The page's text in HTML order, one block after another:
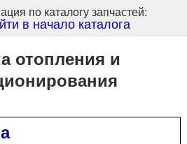
по каталогу запчастей:
в начало каталога
отопления и